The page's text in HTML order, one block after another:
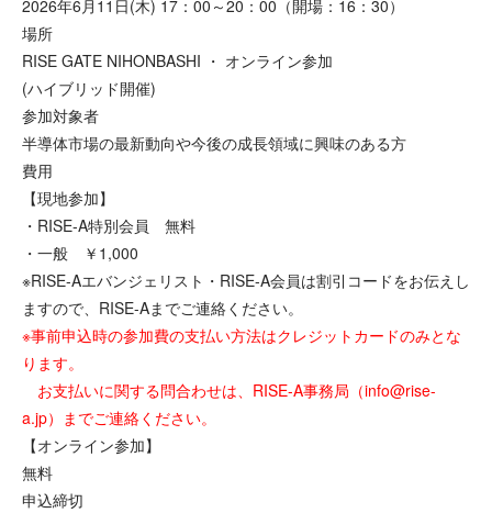
2026年6月11日(木) 17：00～20：00（開場：16：30）
場所
RISE GATE NIHONBASHI ・ オンライン参加
(ハイブリッド開催)
参加対象者
半導体市場の最新動向や今後の成長領域に興味のある方
費用
【現地参加】
・RISE-A特別会員 無料
・一般 ￥1,000
※RISE-Aエバンジェリスト・RISE-A会員は割引コードをお伝えし
ますので、RISE-Aまでご連絡ください。
※事前申込時の参加費の支払い方法はクレジットカードのみとな
ります。
お支払いに関する問合わせは、RISE-A事務局（info@rise-
a.jp）までご連絡ください。
【オンライン参加】
無料
申込締切